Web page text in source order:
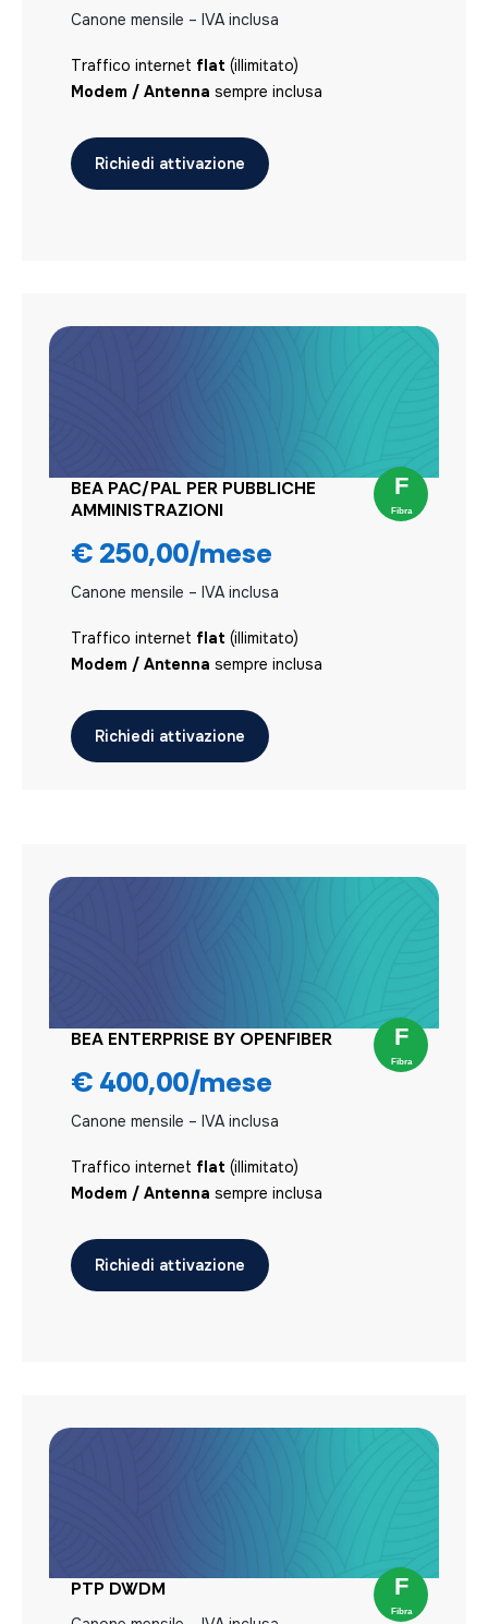
Canone mensile – IVA inclusa
Traffico internet flat (illimitato)
Modem / Antenna sempre inclusa
Richiedi attivazione
BEA PAC/PAL PER PUBBLICHE
AMMINISTRAZIONI
€ 250,00/mese
Canone mensile – IVA inclusa
Traffico internet flat (illimitato)
Modem / Antenna sempre inclusa
Richiedi attivazione
BEA ENTERPRISE BY OPENFIBER
€ 400,00/mese
Canone mensile – IVA inclusa
Traffico internet flat (illimitato)
Modem / Antenna sempre inclusa
Richiedi attivazione
PTP DWDM
Traffico internet flat (illimitato)
Traffico internetflat (illimitato)
Richiedi attivazione